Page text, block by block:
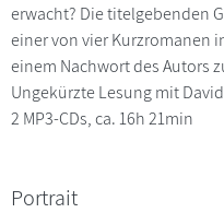
erwacht? Die titelgebenden
einer von vier Kurzromanen
einem Nachwort des Autors
Ungekürzte Lesung mit
2 MP3-CDs, ca. 16h 21min
Portrait